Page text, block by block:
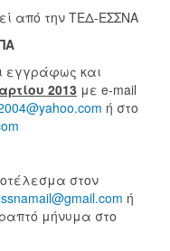
από την ΤΕΔ-ΕΣΣΝΑ
εγγράφως και
2013 με e-mail
ή στο
στον
ή
μήνυμα στο